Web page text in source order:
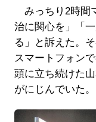
みっちり2時間
治に関心を」「
る」と訴えた。
スマートフォン
頭に立ち続けた
がにじんでいた。